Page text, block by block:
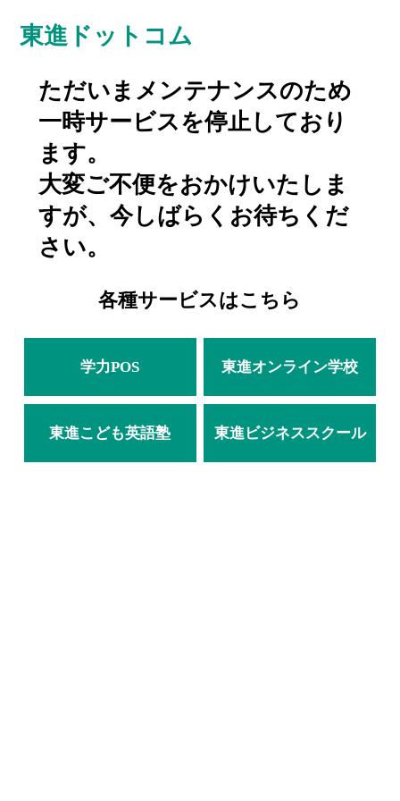
東進ドットコム
ただいまメンテナンスのため
一時サービスを停止しており
ます。
大変ご不便をおかけいたしま
すが、今しばらくお待ちくだ
さい。
各種サービスはこちら
学力POS 東進オンライン学校
東進こども英語塾 東進ビジネススクール